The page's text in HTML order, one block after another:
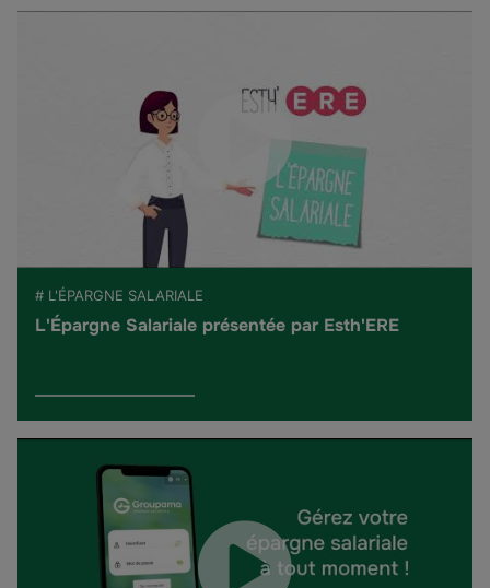
# L'ÉPARGNE SALARIALE
L'Épargne Salariale présentée par Esth'ERE